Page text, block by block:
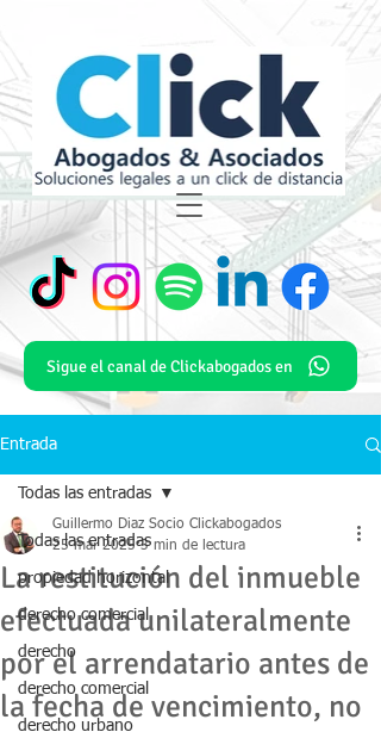
Sigue el canal de Clickabogados en
Entrada
Todas las entradas
propiedad horizontal
derecho comercial
derecho
derecho comercial
derecho urbano
Todas las entradas
La restitución del inmueble
efectuada unilateralmente
por el arrendatario antes de
la fecha de vencimiento, no
Guillermo Diaz Socio Clickabogados
25 mar 2025 3 min de lectura